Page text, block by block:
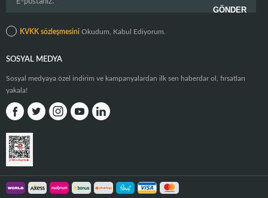
KVKK sözleşmesini Okudum, Kabul Ediyorum.
SOSYAL MEDYA
Sosyal medyaya özel indirim ve kampanyalardan ilk sen haberdar ol, fırsatları
yakala!